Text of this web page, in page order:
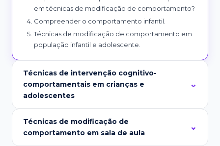
em técnicas de modificação de comportamento?
Compreender o comportamento infantil.
Técnicas de modificação de comportamento em
população infantil e adolescente.
Técnicas de intervenção cognitivo-
comportamentais em crianças e
adolescentes
Técnicas de modificação de
comportamento em sala de aula